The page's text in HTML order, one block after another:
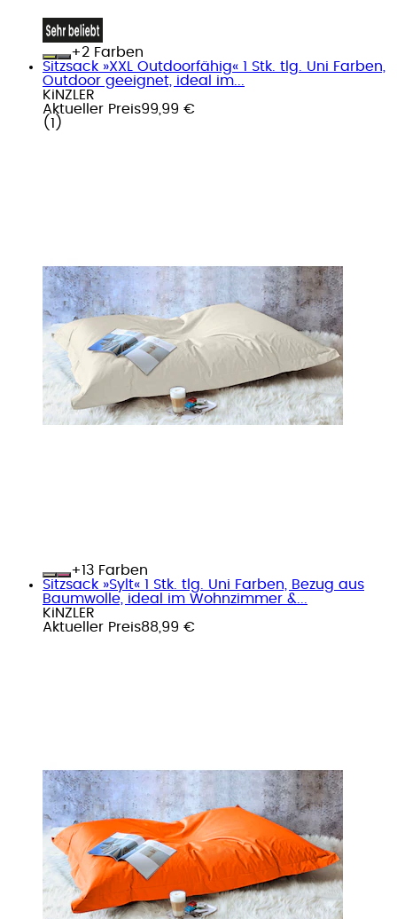
+
Farben
Sitzsack »XXL Outdoorfähig« 1 Stk. tlg. Uni Farben,
Outdoor geeignet, ideal im...
KiNZLER
Aktueller Preis99,99 €
( 1 )
+
Farben
Sitzsack »Sylt« 1 Stk. tlg. Uni Farben, Bezug aus
Baumwolle, ideal im Wohnzimmer &...
KiNZLER
Aktueller Preis88,99 €